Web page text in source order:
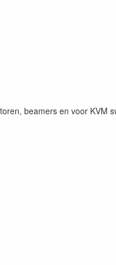
beamers en voor KVM